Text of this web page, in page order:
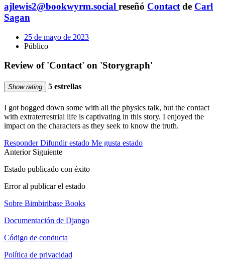
ajlewis2@bookwyrm.social reseñó Contact de Carl
Sagan
25 de mayo de 2023
Público
Review of 'Contact' on 'Storygraph'
Show rating 5 estrellas
I got bogged down some with all the physics talk, but the contact
with extraterrestrial life is captivating in this story. I enjoyed the
impact on the characters as they seek to know the truth.
Responder Difundir estado Me gusta estado
Anterior Siguiente
Estado publicado con éxito
Error al publicar el estado
Sobre Bimbiribase Books
Documentación de Django
Código de conducta
Política de privacidad